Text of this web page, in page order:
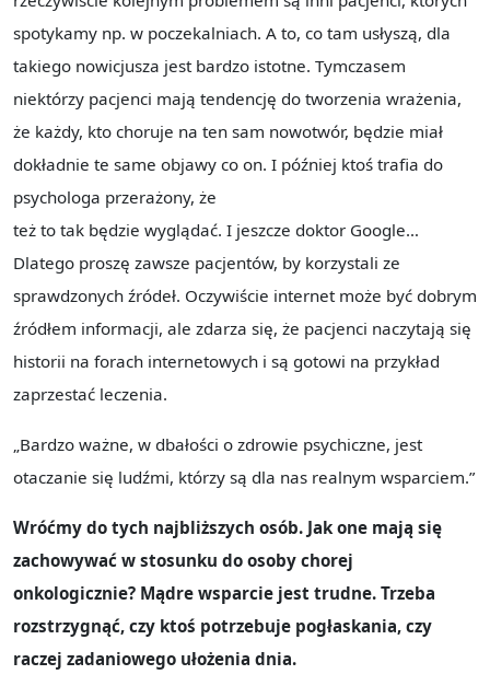
spotykamy np. w poczekalniach. A to, co tam usłyszą, dla
takiego nowicjusza jest bardzo istotne. Tymczasem
niektórzy pacjenci mają tendencję do tworzenia wrażenia,
że każdy, kto choruje na ten sam nowotwór, będzie miał
dokładnie te same objawy co on. I później ktoś trafia do
psychologa przerażony, że
też to tak będzie wyglądać. I jeszcze doktor Google…
Dlatego proszę zawsze pacjentów, by korzystali ze
sprawdzonych źródeł. Oczywiście internet może być dobrym
źródłem informacji, ale zdarza się, że pacjenci naczytają się
historii na forach internetowych i są gotowi na przykład
zaprzestać leczenia.
„Bardzo ważne, w dbałości o zdrowie psychiczne, jest
otaczanie się ludźmi, którzy są dla nas realnym wsparciem.”
Wróćmy do tych najbliższych osób. Jak one mają się
zachowywać w stosunku do osoby chorej
onkologicznie? Mądre wsparcie jest trudne. Trzeba
rozstrzygnąć, czy ktoś potrzebuje pogłaskania, czy
raczej zadaniowego ułożenia dnia.